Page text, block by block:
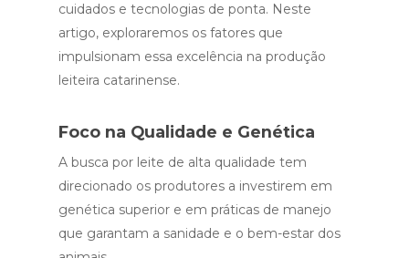
cuidados e tecnologias de ponta. Neste
artigo, exploraremos os fatores que
impulsionam essa excelência na produção
leiteira catarinense.
Foco na Qualidade e Genética
A busca por leite de alta qualidade tem
direcionado os produtores a investirem em
genética superior e em práticas de manejo
que garantam a sanidade e o bem-estar dos